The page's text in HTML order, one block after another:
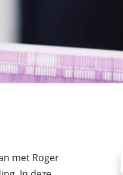
met Roger